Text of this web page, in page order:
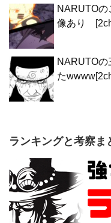
NARUTOの
像あり
NARUTOの
た
ランキングと考察ま